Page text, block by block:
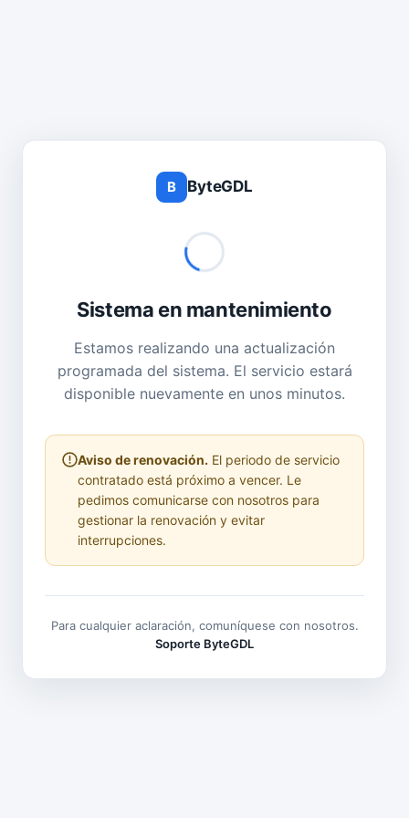
B ByteGDL
Sistema en mantenimiento
Estamos realizando una actualización
programada del sistema. El servicio estará
disponible nuevamente en unos minutos.
Aviso de renovación. El periodo de servicio
contratado está próximo a vencer. Le
pedimos comunicarse con nosotros para
gestionar la renovación y evitar
interrupciones.
Para cualquier aclaración, comuníquese con nosotros.
Soporte ByteGDL